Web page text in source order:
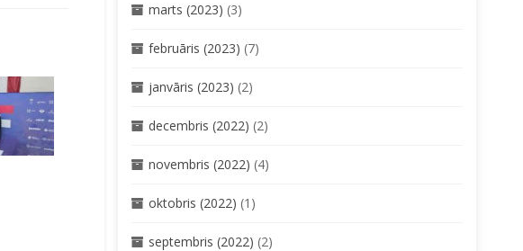
marts (2023) (3)
februāris (2023) (7)
janvāris (2023) (2)
decembris (2022) (2)
novembris (2022) (4)
oktobris (2022) (1)
septembris (2022) (2)